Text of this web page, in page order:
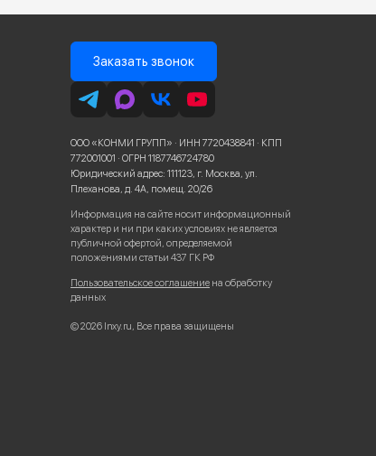
Заказать звонок
ООО «КОНМИ ГРУПП» · ИНН 7720438841 · КПП
772001001 · ОГРН 1187746724780
Юридический адрес: 111123, г. Москва, ул.
Плеханова, д. 4А, помещ. 20/26
Информация на сайте носит информационный
характер и ни при каких условиях не является
публичной офертой, определяемой
положениями статьи 437 ГК РФ
Пользовательское соглашение на обработку
данных
© 2026 Inxy.ru, Все права защищены